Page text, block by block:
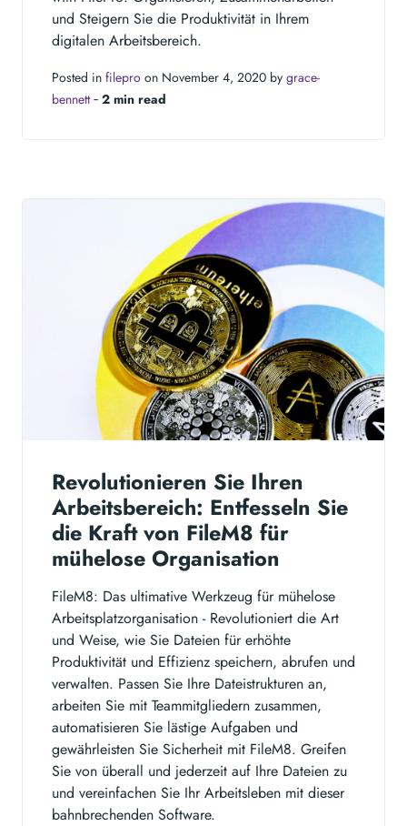
und Steigern Sie die Produktivität in Ihrem
digitalen Arbeitsbereich.
Posted in filepro on November 4, 2020 by grace-
bennett‐ 2 min read
Revolutionieren Sie Ihren
Arbeitsbereich: Entfesseln Sie
die Kraft von FileM8 für
mühelose Organisation
FileM8: Das ultimative Werkzeug für mühelose
Arbeitsplatzorganisation - Revolutioniert die Art
und Weise, wie Sie Dateien für erhöhte
Produktivität und Effizienz speichern, abrufen und
verwalten. Passen Sie Ihre Dateistrukturen an,
arbeiten Sie mit Teammitgliedern zusammen,
automatisieren Sie lästige Aufgaben und
gewährleisten Sie Sicherheit mit FileM8. Greifen
Sie von überall und jederzeit auf Ihre Dateien zu
und vereinfachen Sie Ihr Arbeitsleben mit dieser
bahnbrechenden Software.